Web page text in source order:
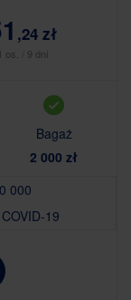
Bagaż
2 000 zł
000
COVID-19
,24 zł
1 os. / 9 dni